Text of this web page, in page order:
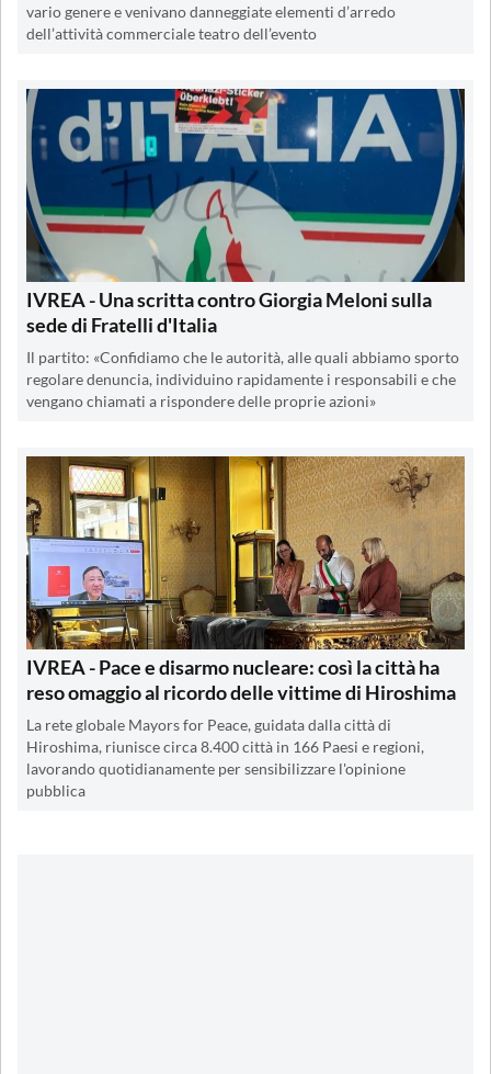
vario genere e venivano danneggiate elementi d’arredo
dell’attività commerciale teatro dell’evento
IVREA - Una scritta contro Giorgia Meloni sulla
sede di Fratelli d'Italia
Il partito: «Confidiamo che le autorità, alle quali abbiamo sporto
regolare denuncia, individuino rapidamente i responsabili e che
vengano chiamati a rispondere delle proprie azioni»
IVREA - Pace e disarmo nucleare: così la città ha
reso omaggio al ricordo delle vittime di Hiroshima
La rete globale Mayors for Peace, guidata dalla città di
Hiroshima, riunisce circa 8.400 città in 166 Paesi e regioni,
lavorando quotidianamente per sensibilizzare l'opinione
pubblica